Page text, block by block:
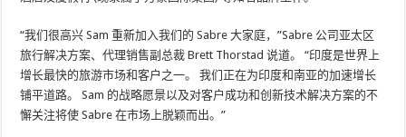
“我们很高兴 Sam 重新加入我们的 Sabre 大家庭，”Sabre 公司亚太区
旅行解决方案、代理销售副总裁 Brett Thorstad 说道。 “印度是世界上
增长最快的旅游市场和客户之一。 我们正在为印度和南亚的加速增长
铺平道路。 Sam 的战略愿景以及对客户成功和创新技术解决方案的不
懈关注将使 Sabre 在市场上脱颖而出。”